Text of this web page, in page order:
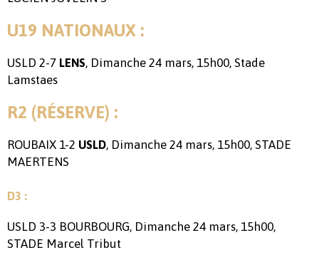
U19 NATIONAUX :
USLD 2-7 LENS, Dimanche 24 mars, 15h00, Stade
Lamstaes
R2 (RÉSERVE) :
ROUBAIX 1-2 USLD, Dimanche 24 mars, 15h00, STADE
MAERTENS
D3 :
USLD 3-3 BOURBOURG, Dimanche 24 mars, 15h00,
STADE Marcel Tribut